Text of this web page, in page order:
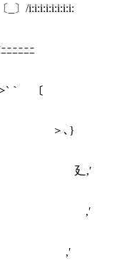
_〕/i:i:i:i:i:i:i:i:
|
ﾆﾆﾆﾆﾆ
｀￣〔￣
＞`｀ ＞､}
:i:i:i/´ 廴,′
八ﾆ.:i:i/ ,′
Yi:圦_ ,′